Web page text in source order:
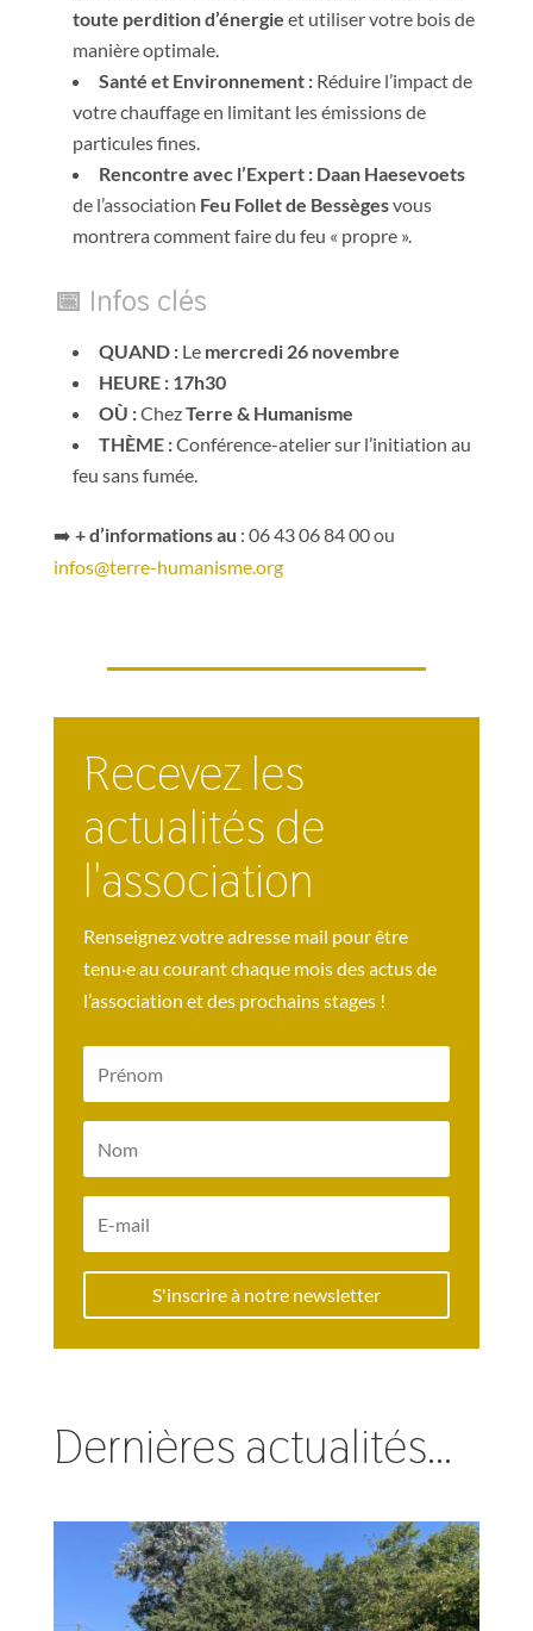
toute perdition d’énergie et utiliser votre bois de
manière optimale.
Santé et Environnement :Réduire l’impact de
votre chauffage en limitant les émissions de
particules fines.
Rencontre avec l’Expert : Daan Haesevoets
de l’association Feu Follet de Bessègesvous
montrera comment faire du feu « propre ».
📅 Infos clés
QUAND :Le mercredi 26 novembre
HEURE : 17h30
OÙ :ChezTerre & Humanisme
THÈME :Conférence-atelier sur l’initiation au
feu sans fumée.
➡️ + d’informations au : 06 43 06 84 00 ou
infos@terre-humanisme.org
Recevez les
actualités de
l'association
Renseignez votre adresse mail pour être
tenu·e au courant chaque mois des actus de
l’association et des prochains stages !
S'inscrire à notre newsletter
Dernières actualités…